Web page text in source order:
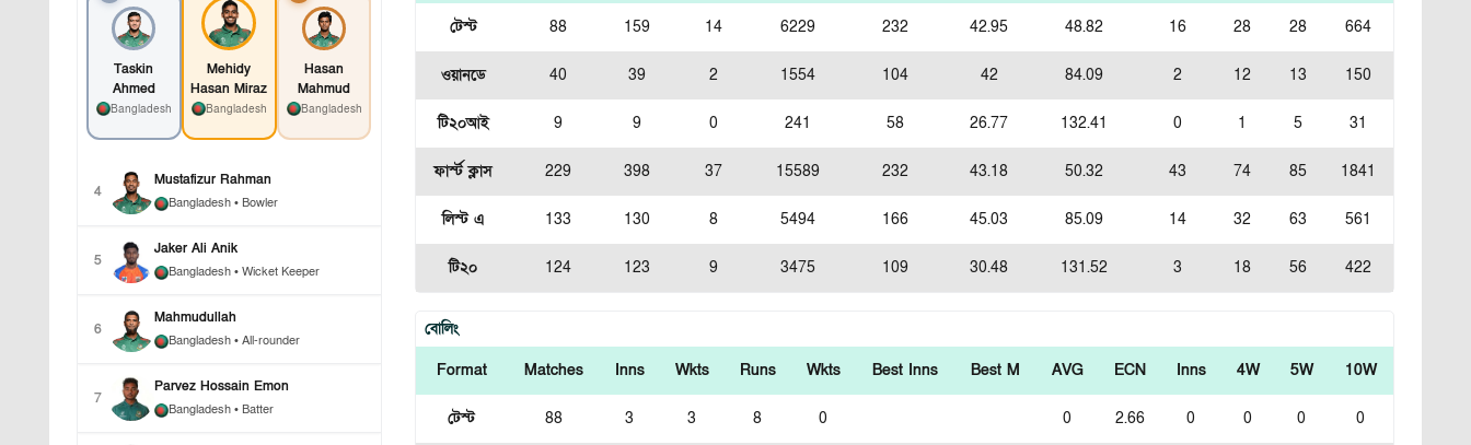
Taskin
Ahmed
Bangladesh
Mehidy
Hasan Miraz
Bangladesh
Hasan
Mahmud
Bangladesh
4
Mustafizur Rahman
Bangladesh • Bowler
5
Jaker Ali Anik
Bangladesh • Wicket Keeper
6
Mahmudullah
Bangladesh • All-rounder
7
Parvez Hossain Emon
Bangladesh • Batter
টেস্ট 88 159 14 6229 232 42.95 48.82 16 28 28 664
ওয়ানডে 40 39 2 1554 104 42 84.09 2 12 13 150
টি২০আই 9 9 0 241 58 26.77 132.41 0 1 5 31
ফার্স্ট ক্লাস 229 398 37 15589 232 43.18 50.32 43 74 85 1841
লিস্ট এ 133 130 8 5494 166 45.03 85.09 14 32 63 561
টি২০ 124 123 9 3475 109 30.48 131.52 3 18 56 422
বোলিং
Format
Matches Inns Wkts Runs Wkts Best Inns Best M AVG ECN Inns 4W 5W 10W
টেস্ট 88 3 3 8 0 0 2.66 0 0 0 0